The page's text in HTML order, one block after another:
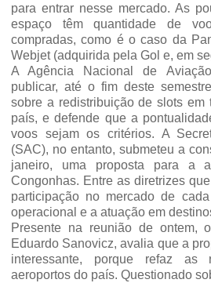
para entrar nesse mercado. As
espaço têm quantidade de
compradas, como é o caso da
Webjet (adquirida pela Gol e, em
A Agência Nacional de
publicar, até o fim deste
sobre a redistribuição de slots em
país, e defende que a
voos sejam os critérios. A
(SAC), no entanto, submeteu a
janeiro, uma proposta para a
Congonhas. Entre as diretrizes
participação no mercado de
operacional e a atuação em
Presente na reunião de ontem,
Eduardo Sanovicz, avalia que a
interessante, porque refaz
aeroportos do país. Questionado